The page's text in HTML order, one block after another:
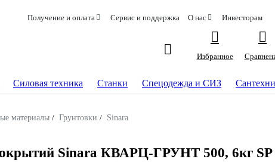
Получение и оплата Сервис и поддержка О нас Инвесторам
Избранное
Силовая техника Станки Спецодежда и СИЗ
материалы / Грунтовки / Sinara
Sinara КВАРЦ-ГРУНТ 500, 6кг SP